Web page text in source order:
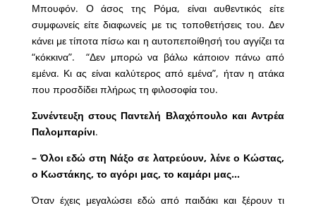
Μπουφόν. Ο άσος της Ρόμα, είναι αυθεντικός είτε
συμφωνείς είτε διαφωνείς με τις τοποθετήσεις του. Δεν
κάνει με τίποτα πίσω και η αυτοπεποίθησή του αγγίζει τα
“κόκκινα”. “Δεν μπορώ να βάλω κάποιον πάνω από
εμένα. Κι ας είναι καλύτερος από εμένα”, ήταν η ατάκα
που προσδίδει πλήρως τη φιλοσοφία του.
Συνέντευξη στους Παντελή Βλαχόπουλο και Αντρέα
Παλομπαρίνι.
– Όλοι εδώ στη Νάξο σε λατρεύουν, λένε ο Κώστας,
ο Κωστάκης, το αγόρι μας, το καμάρι μας…
Όταν έχεις μεγαλώσει εδώ από παιδάκι και ξέρουν τι